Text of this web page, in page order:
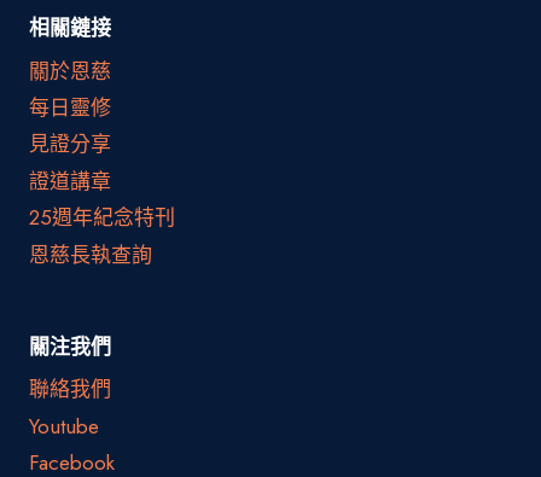
相關鏈接
關於恩慈
每日靈修
見證分享
證道講章
25週年紀念特刊
恩慈長執查詢
關注我們
聯絡我們
Youtube
Facebook